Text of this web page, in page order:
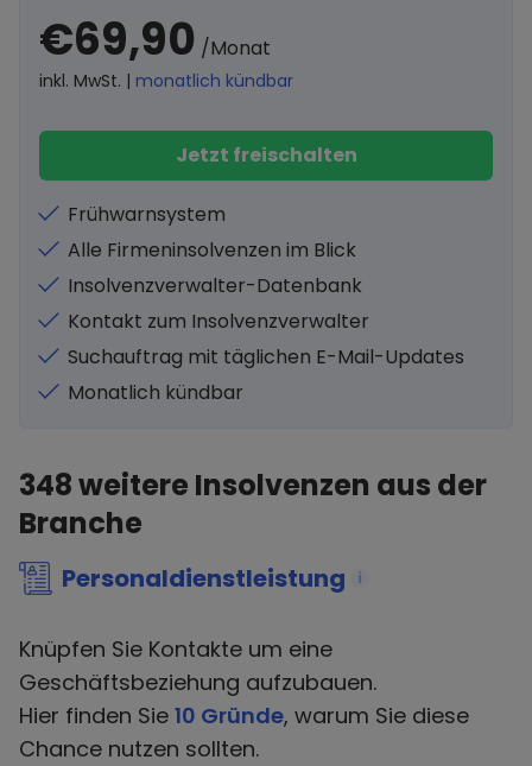
€69,90 /Monat
inkl. MwSt. | monatlich kündbar
Jetzt freischalten
Frühwarnsystem
Alle Firmeninsolvenzen im Blick
Insolvenzverwalter-Datenbank
Kontakt zum Insolvenzverwalter
Suchauftrag mit täglichen E-Mail-Updates
Monatlich kündbar
348weitere Insolvenzen aus der
Branche
Personaldienstleistung i
Knüpfen Sie Kontakte um eine
Geschäftsbeziehung aufzubauen.
Hier finden Sie 10 Gründe, warum Sie diese
Chance nutzen sollten.